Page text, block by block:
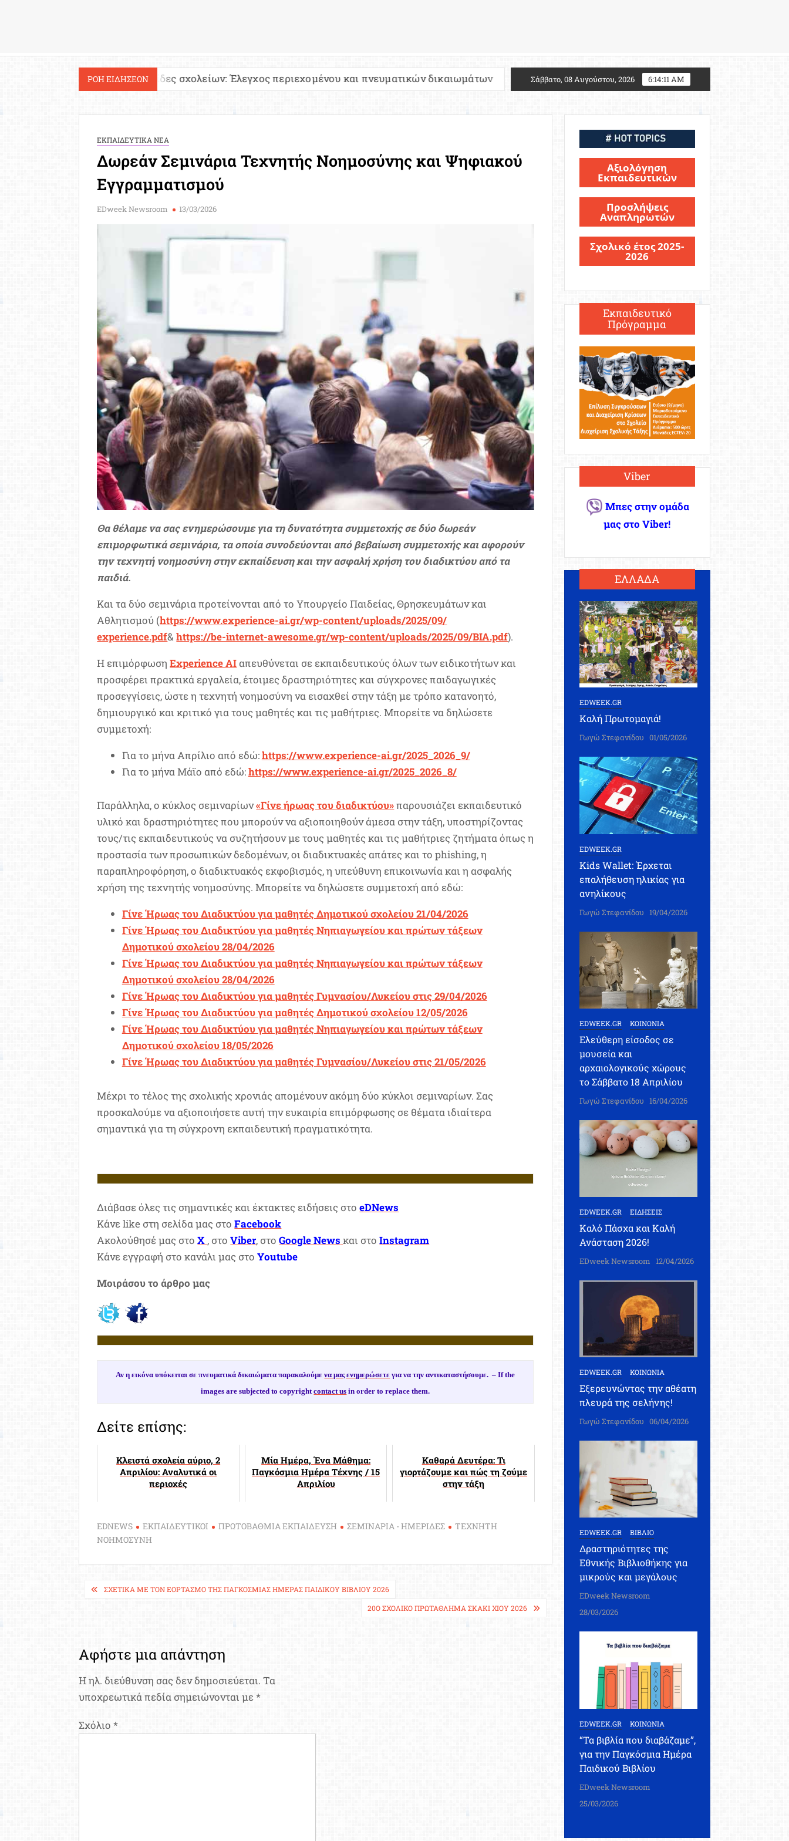
ΡΟΗ ΕΙΔΗΣΕΩΝ
Ιστοσελίδες σχολείων: Έλεγχος περιεχομένου και πνευματικών δικαιωμάτων Πανελλήνιες 2027: Τι αλλάζει για τους υποψηφίους Στρατιωτικών
Σάββατο, 08 Αυγούστου, 2026 6:14:13 AM
ΕΚΠΑΙΔΕΥΤΙΚΑ ΝΕΑ
Δωρεάν Σεμινάρια Τεχνητής Νοημοσύνης και Ψηφιακού
Εγγραμματισμού
EDweek Newsroom 13/03/2026
Θα θέλαμε να σας ενημερώσουμε για τη δυνατότητα συμμετοχής σε δύο δωρεάν
επιμορφωτικά σεμινάρια, τα οποία συνοδεύονται από βεβαίωση συμμετοχής και αφορούν
την τεχνητή νοημοσύνη στην εκπαίδευση και την ασφαλή χρήση του διαδικτύου από τα
παιδιά.
Και τα δύο σεμινάρια προτείνονται από το Υπουργείο Παιδείας, Θρησκευμάτων και
Αθλητισμού (https://www.experience-ai.gr/wp-content/uploads/2025/09/
experience.pdf&https://be-internet-awesome.gr/wp-content/uploads/2025/09/BIA.pdf).
Η επιμόρφωσηExperience AI απευθύνεται σε εκπαιδευτικούς όλων των ειδικοτήτων και
προσφέρει πρακτικά εργαλεία, έτοιμες δραστηριότητες και σύγχρονες παιδαγωγικές
προσεγγίσεις, ώστε η τεχνητή νοημοσύνη να εισαχθεί στην τάξη με τρόπο κατανοητό,
δημιουργικό και κριτικό για τους μαθητές και τις μαθήτριες. Μπορείτε να δηλώσετε
συμμετοχή:
Για το μήνα Απρίλιο από εδώ:https://www.experience-ai.gr/2025_2026_9/
Για το μήνα Μάϊο από εδώ:https://www.experience-ai.gr/2025_2026_8/
Παράλληλα, ο κύκλος σεμιναρίων«Γίνε ήρωας του διαδικτύου»παρουσιάζει εκπαιδευτικό
υλικό και δραστηριότητες που μπορούν να αξιοποιηθούν άμεσα στην τάξη, υποστηρίζοντας
τους/τις εκπαιδευτικούς να συζητήσουν με τους μαθητές και τις μαθήτριες ζητήματα όπως η
προστασία των προσωπικών δεδομένων, οι διαδικτυακές απάτες και τοphishing, η
παραπληροφόρηση, ο διαδικτυακός εκφοβισμός, η υπεύθυνη επικοινωνία και η ασφαλής
χρήση της τεχνητής νοημοσύνης. Μπορείτε να δηλώσετε συμμετοχή από εδώ:
Γίνε Ήρωας του Διαδικτύου για μαθητές Δημοτικού σχολείου 21/04/2026
Γίνε Ήρωας του Διαδικτύου για μαθητές Νηπιαγωγείου και πρώτων τάξεων
Δημοτικού σχολείου 28/04/2026
Γίνε Ήρωας του Διαδικτύου για μαθητές Νηπιαγωγείου και πρώτων τάξεων
Δημοτικού σχολείου 28/04/2026
Γίνε Ήρωας του Διαδικτύου για μαθητές Γυμνασίου/Λυκείου στις 29/04/2026
Γίνε Ήρωας του Διαδικτύου για μαθητές Δημοτικού σχολείου 12/05/2026
Γίνε Ήρωας του Διαδικτύου για μαθητές Νηπιαγωγείου και πρώτων τάξεων
Δημοτικού σχολείου 18/05/2026
Γίνε Ήρωας του Διαδικτύου για μαθητές Γυμνασίου/Λυκείου στις 21/05/2026
Μέχρι το τέλος της σχολικής χρονιάς απομένουν ακόμη δύο κύκλοι σεμιναρίων. Σας
προσκαλούμε να αξιοποιήσετε αυτή την ευκαιρία επιμόρφωσης σε θέματα ιδιαίτερα
σημαντικά για τη σύγχρονη εκπαιδευτική πραγματικότητα.
Διάβασε όλες τις σημαντικές και έκτακτες ειδήσεις στοeDNews
Κάνε like στη σελίδα μας στοFacebook
Ακολούθησέ μας στοX , στοViber, στοGoogle News και στοInstagram
Κάνε εγγραφή στο κανάλι μας στοYoutube
Μοιράσου το άρθρο μας
Αν η εικόνα υπόκειται σε πνευματικά δικαιώματα παρακαλούμενα μας ενημερώσετε για να την αντικαταστήσουμε. –If the
images are subjected to copyrightcontact us in order to replace them.
Δείτε επίσης:
Κλειστά σχολεία αύριο, 2
Απριλίου: Αναλυτικά οι
περιοχές
Μία Ημέρα, Ένα Μάθημα:
Παγκόσμια Ημέρα Τέχνης / 15
Απριλίου
Καθαρά Δευτέρα: Τι
γιορτάζουμε και πώς τη ζούμε
στην τάξη
EDNEWS ΕΚΠΑΙΔΕΥΤΙΚΟΙ ΠΡΩΤΟΒΑΘΜΙΑ ΕΚΠΑΙΔΕΥΣΗ ΣΕΜΙΝΑΡΙΑ - ΗΜΕΡΙΔΕΣ
ΤΕΧΝΗΤΗ
ΝΟΗΜΟΣΥΝΗ
Πλοήγηση
ΣΧΕΤΙΚΆ ΜΕ ΤΟΝ ΕOΡΤΑΣΜΌ ΤΗΣ ΠΑΓΚΌΣΜΙΑΣ ΗΜΈΡΑΣ ΠΑΙΔΙΚOΎ ΒΙΒΛΊOΥ 2026
20Ο ΣΧΟΛΙΚΌ ΠΡΩΤΆΘΛΗΜΑ ΣΚΆΚΙ ΧΊΟΥ 2026
Αφήστε μια απάντηση
Η ηλ. διεύθυνση σας δεν δημοσιεύεται. Τα
υποχρεωτικά πεδία σημειώνονται με*
Σχόλιο*
Αξιολόγηση
Εκπαιδευτικών
Προσλήψεις
Αναπληρωτών
Σχολικό έτος 2025-
2026
Εκπαιδευτικό
Πρόγραμμα
Viber
Μπες στην ομάδα
μας στο Viber!
ΕΛΛΑΔΑ
EDWEEK.GR
Καλή Πρωτομαγιά!
Γωγώ Στεφανίδου 01/05/2026
EDWEEK.GR
Kids Wallet: Έρχεται
επαλήθευση ηλικίας για
ανηλίκους
Γωγώ Στεφανίδου 19/04/2026
EDWEEK.GR ΚΟΙΝΩΝΙΑ
Ελεύθερη είσοδος σε
μουσεία και
αρχαιολογικούς χώρους
το Σάββατο 18 Απριλίου
Γωγώ Στεφανίδου 16/04/2026
EDWEEK.GR ΕΙΔΗΣΕΙΣ
Καλό Πάσχα και Καλή
Ανάσταση 2026!
EDweek Newsroom 12/04/2026
EDWEEK.GR ΚΟΙΝΩΝΙΑ
Εξερευνώντας την αθέατη
πλευρά της σελήνης!
Γωγώ Στεφανίδου 06/04/2026
EDWEEK.GR ΒΙΒΛΙΟ
Δραστηριότητες της
Εθνικής Βιβλιοθήκης για
μικρούς και μεγάλους
EDweek Newsroom
28/03/2026
EDWEEK.GR ΚΟΙΝΩΝΙΑ
“Τα βιβλία που διαβάζαμε”,
για την Παγκόσμια Ημέρα
Παιδικού Βιβλίου
EDweek Newsroom
25/03/2026